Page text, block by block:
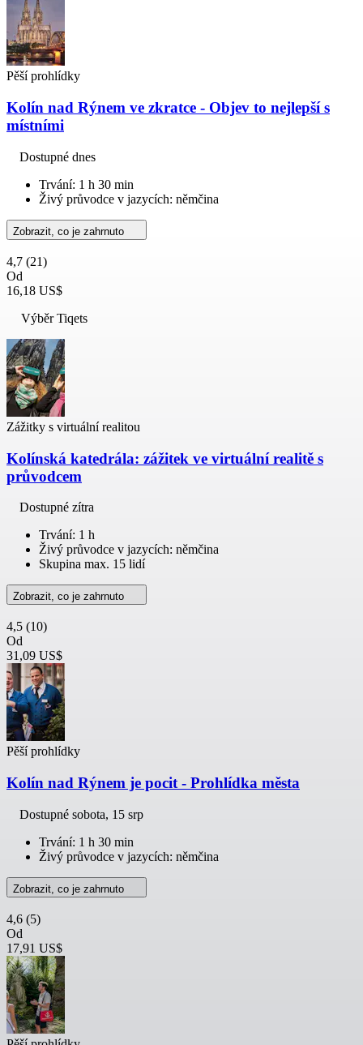
Pěší prohlídky
Kolín nad Rýnem ve zkratce - Objev to nejlepší s
místními
Dostupné dnes
Trvání: 1 h 30 min
Živý průvodce v jazycích: němčina
Zobrazit, co je zahrnuto
4,7 (21)
Od
16,18 US$
Výběr Tiqets
Zážitky s virtuální realitou
Kolínská katedrála: zážitek ve virtuální realitě s
průvodcem
Dostupné zítra
Trvání: 1 h
Živý průvodce v jazycích: němčina
Skupina max. 15 lidí
Zobrazit, co je zahrnuto
4,5 (10)
Od
31,09 US$
Pěší prohlídky
Kolín nad Rýnem je pocit - Prohlídka města
Dostupné sobota, 15 srp
Trvání: 1 h 30 min
Živý průvodce v jazycích: němčina
Zobrazit, co je zahrnuto
4,6 (5)
Od
17,91 US$